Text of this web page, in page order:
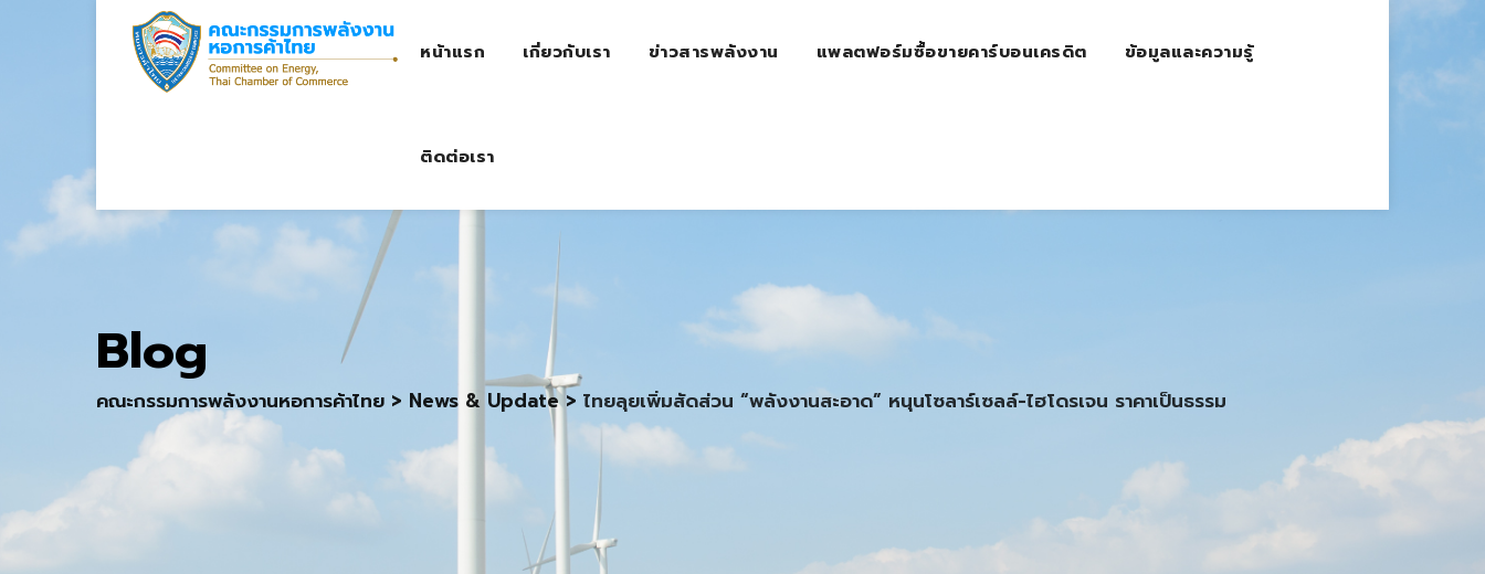
หน้าแรก เกี่ยวกับเรา ข่าวสารพลังงาน แพลตฟอร์มซื้อขายคาร์บอนเครดิต ข้อมูลและความรู้
ติดต่อเรา
Blog
คณะกรรมการพลังงานหอการค้าไทย > News & Update> ไทยลุยเพิ่มสัดส่วน “พลังงานสะอาด” หนุนโซลาร์เซลล์-ไฮโดรเจน ราคาเป็นธรรม